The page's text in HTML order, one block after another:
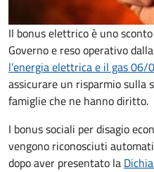
Il bonus elettrico è uno
Governo e reso operativo dalla
l’energia elettrica e il gas
assicurare un risparmio sulla
famiglie che ne hanno diritto.
I bonus sociali per disagio
vengono riconosciuti
dopo aver presentato la